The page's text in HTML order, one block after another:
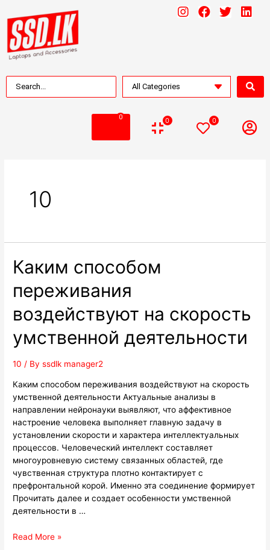
0 0 0
10
Каким способом
переживания
воздействуют на скорость
умственной деятельности
10 / Byssdlk manager2
Каким способом переживания воздействуют на скорость
умственной деятельности Актуальные анализы в
направлении нейронауки выявляют, что аффективное
настроение человека выполняет главную задачу в
установлении скорости и характера интеллектуальных
процессов. Человеческий интеллект составляет
многоуровневую систему связанных областей, где
чувственная структура плотно контактирует с
префронтальной корой. Именно эта соединение формирует
Прочитать далее и создает особенности умственной
деятельности в …
Read More »